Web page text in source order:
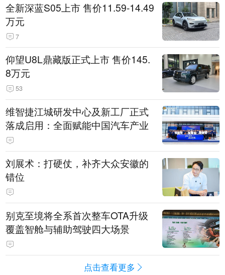
全新深蓝S05上市 售价11.59-14.49
万元
7
仰望U8L鼎藏版正式上市 售价145.
8万元
53
维智捷江城研发中心及新工厂正式
落成启用：全面赋能中国汽车产业
刘展术：打硬仗，补齐大众安徽的
错位
别克至境将全系首次整车OTA升级
覆盖智舱与辅助驾驶四大场景
点击查看更多